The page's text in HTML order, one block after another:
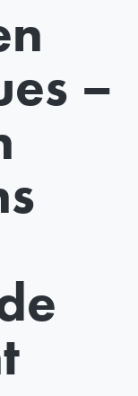
–